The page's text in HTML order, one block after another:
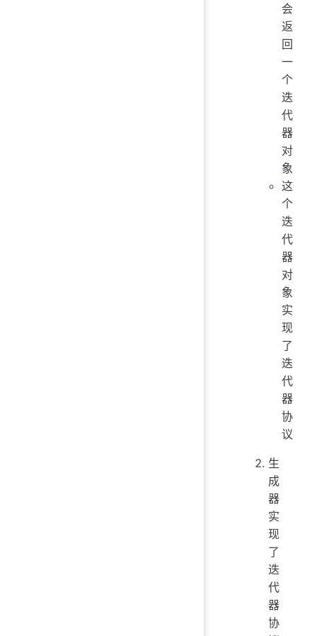
会
返
回
一
个
迭
代
器
对
象
这
个
迭
代
器
对
象
实
现
了
迭
代
器
协
议
生
成
器
实
现
了
迭
代
器
协